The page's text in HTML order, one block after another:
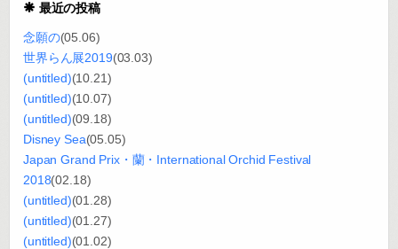
最近の投稿
念願の(05.06)
世界らん展2019(03.03)
(untitled)(10.21)
(untitled)(10.07)
(untitled)(09.18)
Disney Sea(05.05)
Japan Grand Prix・蘭・International Orchid Festival
2018(02.18)
(untitled)(01.28)
(untitled)(01.27)
(untitled)(01.02)